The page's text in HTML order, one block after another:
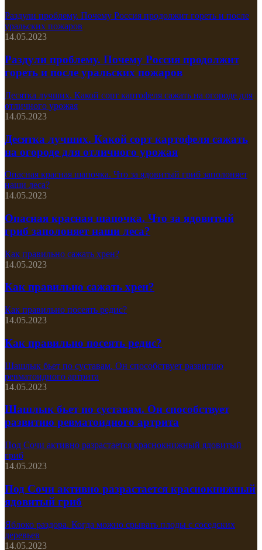
Раздули проблему. Почему Россия продолжит гореть и после
уральских пожаров
14.05.2023
Раздули проблему. Почему Россия продолжит
гореть и после уральских пожаров
Десятка лучших. Какой сорт картофеля сажать на огороде для
отличного урожая
14.05.2023
Десятка лучших. Какой сорт картофеля сажать
на огороде для отличного урожая
Опасная красная шапочка. Что за ядовитый гриб заполоняет
наши леса?
14.05.2023
Опасная красная шапочка. Что за ядовитый
гриб заполоняет наши леса?
Как правильно сажать хрен?
14.05.2023
Как правильно сажать хрен?
Как правильно посеять редис?
14.05.2023
Как правильно посеять редис?
Шашлык бьет по суставам. Он способствует развитию
ревматоидного артрита
14.05.2023
Шашлык бьет по суставам. Он способствует
развитию ревматоидного артрита
Под Сочи активно разрастается краснокнижный ядовитый
гриб
14.05.2023
Под Сочи активно разрастается краснокнижный
ядовитый гриб
Яблоко раздора. Когда можно срывать плоды с соседских
деревьев
14.05.2023